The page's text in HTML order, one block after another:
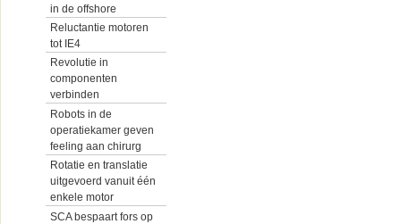
in de offshore
Reluctantie motoren
tot IE4
Revolutie in
componenten
verbinden
Robots in de
operatiekamer geven
feeling aan chirurg
Rotatie en translatie
uitgevoerd vanuit één
enkele motor
SCA bespaart fors op